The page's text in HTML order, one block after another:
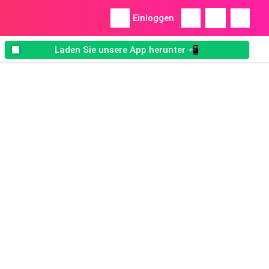
Einloggen
Laden Sie unsere App herunter 📲